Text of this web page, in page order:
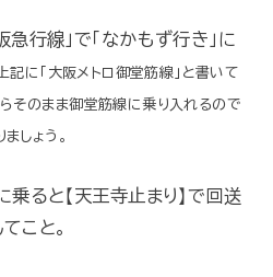
急行線」で「なかもず行き」に
上記に「大阪メトロ御堂筋線」と書いて
らそのまま御堂筋線に乗り入れるので
しょう。
乗ると【天王寺止まり】で回送
こと。